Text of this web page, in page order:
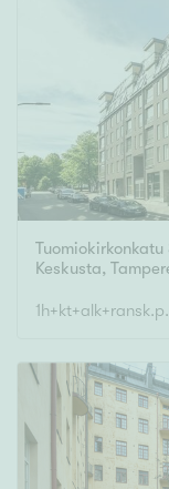
Tuomiokirkonkatu
Keskusta,
1h+kt+alk+ransk.p.